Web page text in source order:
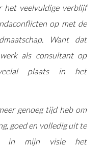
veelvuldige verblijf
op met de
Want dat
als consultant op
veelal plaats in het
genoeg tijd heb om
goed en volledig uit te
in mijn visie het